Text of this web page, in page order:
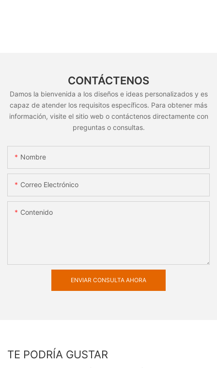
CONTÁCTENOS
Damos la bienvenida a los diseños e ideas personalizados y es
capaz de atender los requisitos específicos. Para obtener más
información, visite el sitio web o contáctenos directamente con
preguntas o consultas.
Nombre
Correo Electrónico
Contenido
ENVIAR CONSULTA AHORA
TE PODRÍA GUSTAR